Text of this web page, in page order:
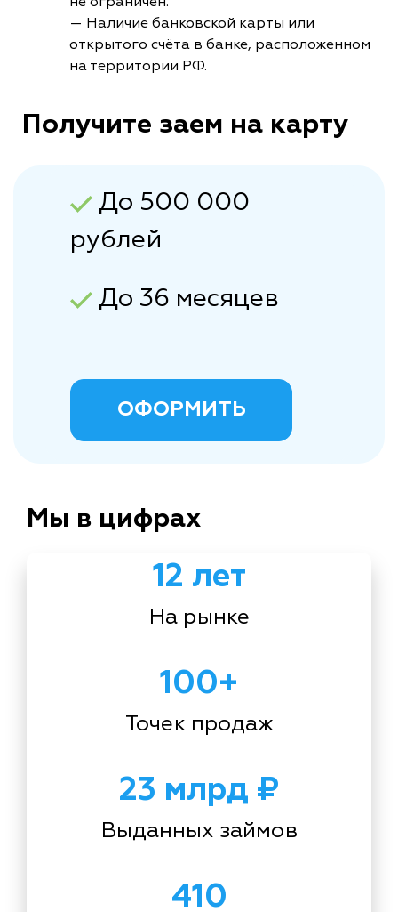
— Наличие банковской карты или
открытого счёта в банке, расположенном
на территории РФ.
Получите заем на карту
До 500 000
рублей
До 36 месяцев
ОФОРМИТЬ
Мы в цифрах
12 лет
На рынке
100+
Точек продаж
23 млрд ₽
Выданных займов
410